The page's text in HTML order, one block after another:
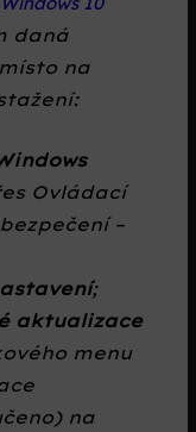
daná
na
Ovládací
–
;
aktualizace
menu
na